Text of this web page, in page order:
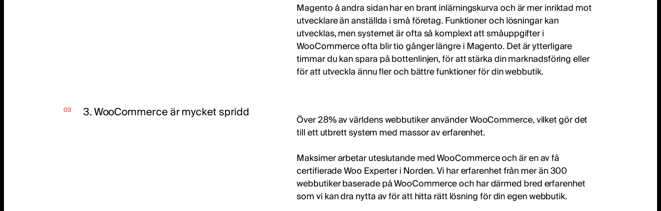
Magento å andra sidan har en brant inlärningskurva och är mer inriktad mot
utvecklare än anställda i små företag. Funktioner och lösningar kan
utvecklas, men systemet är ofta så komplext att småuppgifter i
WooCommerce ofta blir tio gånger längre i Magento. Det är ytterligare
timmar du kan spara på bottenlinjen, för att stärka din marknadsföring eller
för att utveckla ännu fler och bättre funktioner för din webbutik.
3. WooCommerce är mycket spridd
Över 28% av världens webbutiker använder WooCommerce, vilket gör det
till ett utbrett system med massor av erfarenhet.
Maksimer arbetar uteslutande med WooCommerce och är en av få
certifierade Woo Experter i Norden. Vi har erfarenhet från mer än 300
webbutiker baserade på WooCommerce och har därmed bred erfarenhet
som vi kan dra nytta av för att hitta rätt lösning för din egen webbutik.